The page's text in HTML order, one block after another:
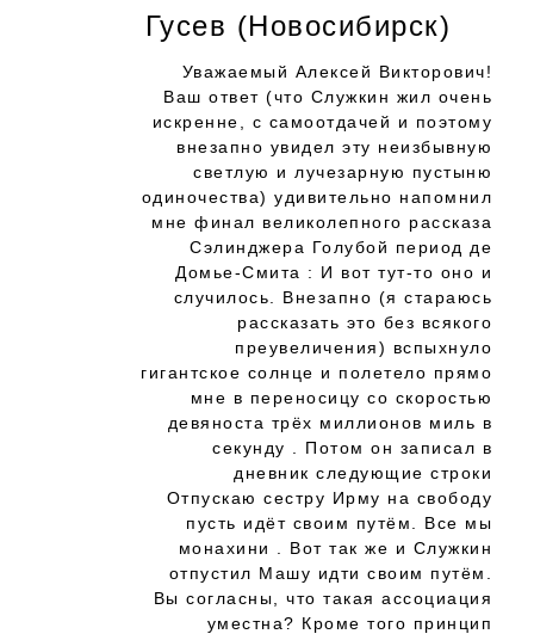
Гусев (Новосибирск)
Уважаемый Алексей Викторович!
Ваш ответ (что Служкин жил очень
искренне, с самоотдачей и поэтому
внезапно увидел эту неизбывную
светлую и лучезарную пустыню
одиночества) удивительно напомнил
мне финал великолепного рассказа
Сэлинджера Голубой период де
Домье-Смита : И вот тут-то оно и
случилось. Внезапно (я стараюсь
рассказать это без всякого
преувеличения) вспыхнуло
гигантское солнце и полетело прямо
мне в переносицу со скоростью
девяноста трёх миллионов миль в
секунду . Потом он записал в
дневник следующие строки
Отпускаю сестру Ирму на свободу
пусть идёт своим путём. Все мы
монахини . Вот так же и Служкин
отпустил Машу идти своим путём.
Вы согласны, что такая ассоциация
уместна? Кроме того принцип